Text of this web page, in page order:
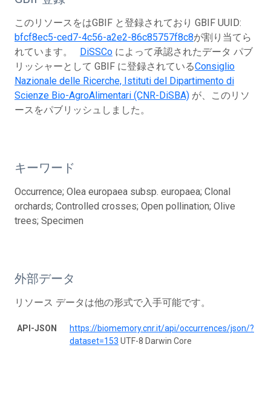
このリソースをはGBIF と登録されており GBIF UUID:
bfcf8ec5-ced7-4c56-a2e2-86c85757f8c8が割り当てら
れています。 DiSSCo によって承認されたデータ パブ
リッシャーとして GBIF に登録されているConsiglio
Nazionale delle Ricerche, Istituti del Dipartimento di
Scienze Bio-AgroAlimentari (CNR-DiSBA) が、このリソ
ースをパブリッシュしました。
キーワード
Occurrence; Olea europaea subsp. europaea; Clonal
orchards; Controlled crosses; Open pollination; Olive
trees; Specimen
外部データ
リソース データは他の形式で入手可能です。
API-JSON
https://biomemory.cnr.it/api/occurrences/json/?
dataset=153 UTF-8 Darwin Core